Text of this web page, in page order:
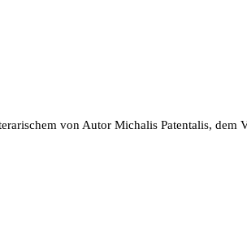
von Autor Michalis Patentalis, dem